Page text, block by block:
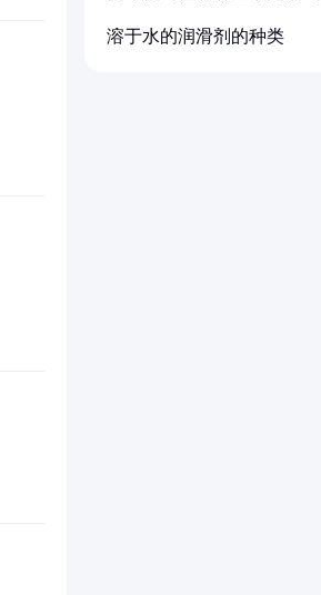
溶于水的润滑剂的种类